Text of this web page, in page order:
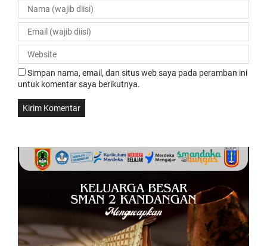
Simpan nama, email, dan situs web saya pada peramban ini
untuk komentar saya berikutnya.